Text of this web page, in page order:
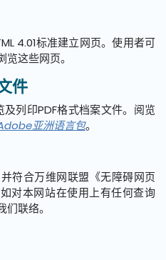
4.01标准建立网页。使用者可
这些网页。
件
列印PDF格式档案文件。阅览
亚洲语言包。
符合万维网联盟《无障碍网页
对本网站在使用上有任何查询
联络。